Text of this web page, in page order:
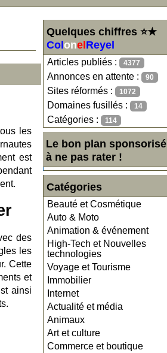
Quelques chiffres ⭐★
Col onel Reyel
Articles publiés : 4377
Annonces en attente : 90
Sites réformés : 1072
Domaines fusillés : 14
Catégories : 114
Le bon plan sponsorisé
à ne pas rater !
Catégories
Beauté et Cosmétique
Auto & Moto
Animation & événement
High-Tech et Nouvelles
technologies
Voyage et Tourisme
Immobilier
Internet
Actualité et média
Animaux
Art et culture
Commerce et boutique
les
est
des
les
Cette
et
ainsi